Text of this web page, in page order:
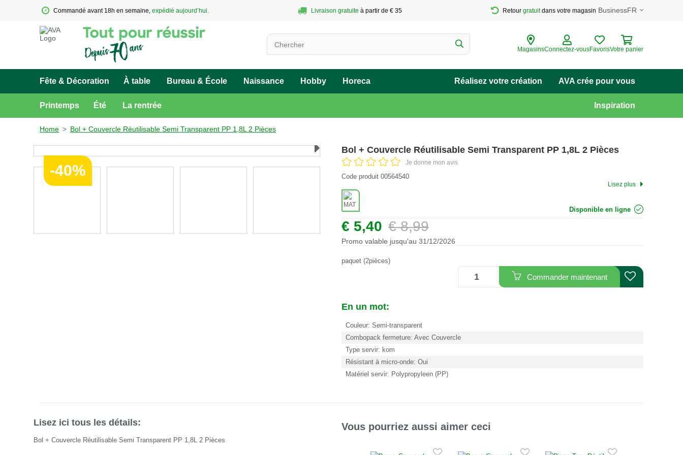
Commandé avant 18h en semaine, expédié aujourd’hui. Livraison gratuite à partir de € 35 Retour gratuit dans votre magasin BusinessFR
MagasinsConnectez-vousFavorisVotre panier
Fête & Décoration À table Bureau & École Naissance Hobby Horeca Réalisez votre création AVA crée pour vous
Printemps Été La rentrée Inspiration
Home > Bol + Couvercle Réutilisable Semi Transparent PP 1,8L 2 Pièces
-40%
Next Bol + Couvercle Réutilisable Semi Transparent PP 1,8L 2 Pièces
Je donne mon avis
Code produit 00564540
Lisez plus
Disponible en ligne
€ 8,99
€ 5,40
Promo valable jusqu'au 31/12/2026
paquet (2pièces)
Commander maintenant
En un mot:
Couleur: Semi-transparent
Combopack fermeture: Avec Couvercle
Type servir: kom
Résistant à micro-onde: Oui
Matériel servir: Polypropyleen (PP)
Lisez ici tous les détails:
Bol + Couvercle Réutilisable Semi Transparent PP 1,8L 2 Pièces
Vous pourriez aussi aimer ceci